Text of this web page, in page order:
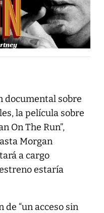
documental sobre
la película sobre
On The Run”,
Morgan
a cargo
estaría
de “un acceso sin